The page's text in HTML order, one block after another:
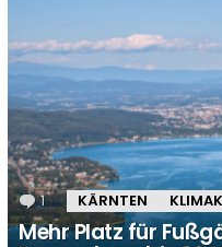
1 Kommentar
KÄRNTEN
Mehr Platz für